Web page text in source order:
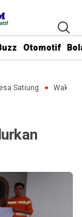
Otomotif
Satiung Waket